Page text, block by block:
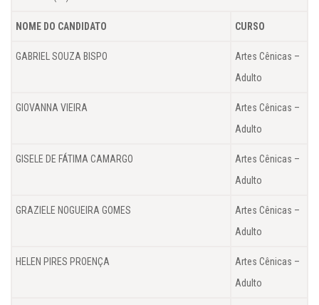
NOME DO CANDIDATO CURSO
GABRIEL SOUZA BISPO
Artes Cênicas –
Adulto
GIOVANNA VIEIRA
Artes Cênicas –
Adulto
GISELE DE FÁTIMA CAMARGO
Artes Cênicas –
Adulto
GRAZIELE NOGUEIRA GOMES
Artes Cênicas –
Adulto
HELEN PIRES PROENÇA
Artes Cênicas –
Adulto